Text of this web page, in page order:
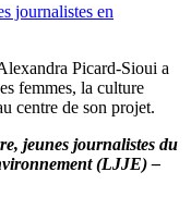
journalistes en
Picard-Sioui a
femmes, la culture
centre de son projet.
jeunes journalistes du
(LJJE) –